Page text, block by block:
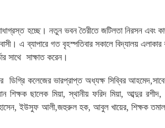
হচ্ছে। নতুন ভবন তৈরীতে জটিলতা নিরসন
এ ব্যাপারে গত বৃহস্পতিবার সকালে বিদ্যালয়
সাথে সাক্ষাত করেন।
কলেজের ভারপ্রাপ্ত অধ্যক্ষ সিব্বির
শিক্ষক ছালেক মিয়া, স্থানীয় ফরিদ মিয়া, আব্দুর
ইউসুফ আলী,জহুরুল হক, আবুল খায়ের, শিক্ষক তমাল